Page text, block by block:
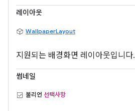
레이아웃
WallpaperLayout
지원되는 배경화면 레이아웃입니다.
썸네일
불리언 선택사항